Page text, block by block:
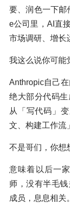
要、润色一下邮
e公司里，AI直
市场调研、增长
我这么说你可能
Anthropic自己
绝大部分代码
从「写代码」
文、构建工作流
不是哥们，你想
意味着以后一
师，没有半毛
成员，息息相关。